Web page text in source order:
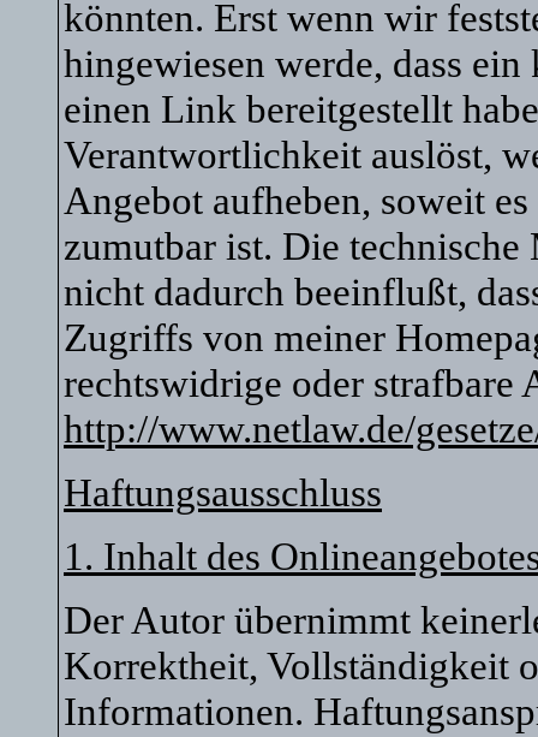
könnten. Erst wenn wir
hingewiesen werde, dass
einen Link bereitgestellt
Verantwortlichkeit auslöst,
Angebot aufheben, soweit
zumutbar ist. Die
nicht dadurch beeinflußt,
Zugriffs von meiner
rechtswidrige oder strafbare
http://www.netlaw.de/
Haftungsausschluss
1. Inhalt des
Der Autor übernimmt
Korrektheit, Vollständigkeit
Informationen.